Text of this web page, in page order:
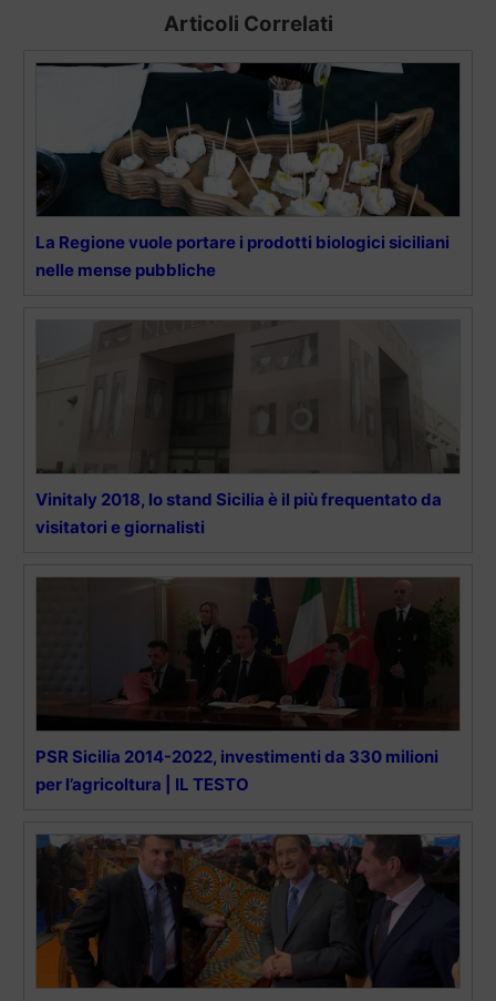
Articoli Correlati
La Regione vuole portare i prodotti biologici siciliani
nelle mense pubbliche
Vinitaly 2018, lo stand Sicilia è il più frequentato da
visitatori e giornalisti
PSR Sicilia 2014-2022, investimenti da 330 milioni
per l’agricoltura | IL TESTO